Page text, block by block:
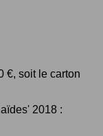
€, soit le carton
2018 :